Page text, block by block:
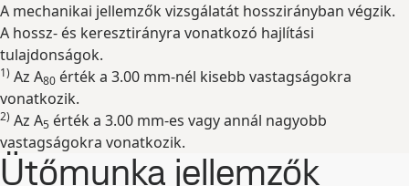
Kibontás
A mechanikai jellemzők vizsgálatát hosszirányban végzik.
A hossz- és keresztirányra vonatkozó hajlítási
tulajdonságok.
1) Az A80 érték a 3.00 mm-nél kisebb vastagságokra
vonatkozik.
2) Az A5 érték a 3.00 mm-es vagy annál nagyobb
vastagságokra vonatkozik.
Ütőmunka jellemzők